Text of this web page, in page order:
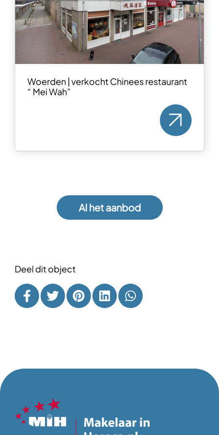
Woerden | verkocht Chinees restaurant
“ Mei Wah”
Al het aanbod
Deel dit object